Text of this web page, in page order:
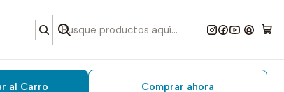
melon 4000 mts.
al Carro Comprar ahora